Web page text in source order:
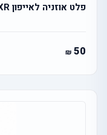
פלט אוזניה לאייפון XR
50